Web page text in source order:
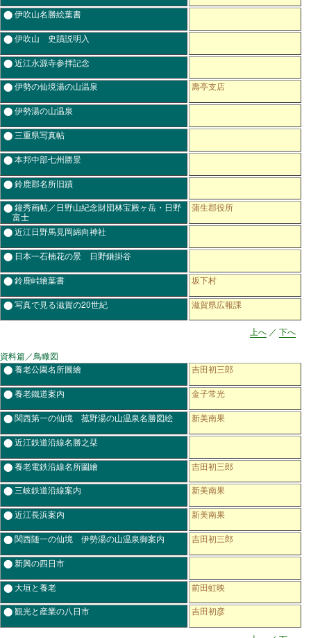
⬤ 伊吹山名勝絵葉書
⬤ 伊吹山 史蹟説明入
⬤ 近江永源寺参拝記念
⬤ 伊勢の仙境湯の山温泉 壽亭支店
⬤ 伊勢湯の山温泉
⬤ 三重県写真帖
⬤ 本邦中部七州勝景
⬤ 鈴鹿郡名所旧蹟
⬤ 鐘秀画帖／日野山紀念財団林宝殿ヶ岳・日野
富士
蒲生郡役所
⬤ 近江日野馬見岡綿向神社
⬤ 日本一石楠花の景 日野鎌掛谷
⬤ 鈴鹿峠繪葉書 坂下村
⬤ 写真で見る滋賀の20世紀 滋賀県広報課
上へ／ 下へ
資料篇／鳥瞰図
⬤ 養老公園名所圖繪
吉田初三郎
⬤ 養老鐵道案内 金子常光
⬤ 関西第一の仙境 菰野湯の山温泉名勝図絵 新美南果
⬤ 近江鉄道沿線名勝之栞
⬤ 養老電鉄沿線名所圗繪 吉田初三郎
⬤ 三岐鉄道沿線案内 新美南果
⬤ 近江長浜案内 新美南果
⬤ 関西随一の仙境 伊勢湯の山温泉御案内 吉田初三郎
⬤ 新興の四日市
⬤ 大垣と養老 前田虹映
⬤ 観光と産業の八日市 吉田初彦